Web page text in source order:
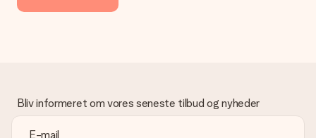
Bliv informeret om vores seneste tilbud og nyheder